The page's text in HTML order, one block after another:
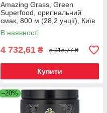
Amazing Grass, Green
Superfood, оригінальний
смак, 800 м (28,2 унції), Київ
В наявності
4 732,61 ₴ 5 915,77 ₴
Купити
–20%